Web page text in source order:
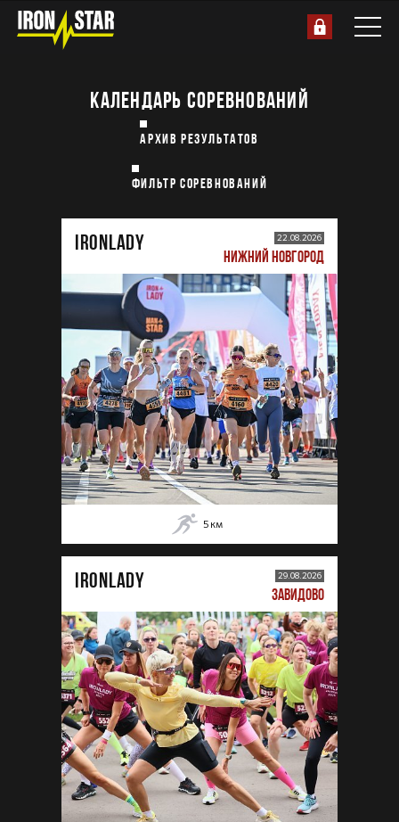
КАЛЕНДАРЬ СОРЕВНОВАНИЙ
АРХИВ РЕЗУЛЬТАТОВ
ФИЛЬТР СОРЕВНОВАНИЙ
IRONLADY 22.08.2026
НИЖНИЙ НОВГОРОД
5 км
IRONLADY 29.08.2026
ЗАВИДОВО